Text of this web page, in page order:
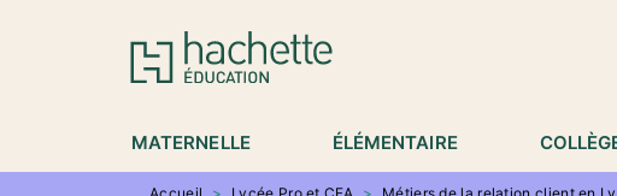
MENU RECHERCHE
MATERNELLE ÉLÉMENTAIRE